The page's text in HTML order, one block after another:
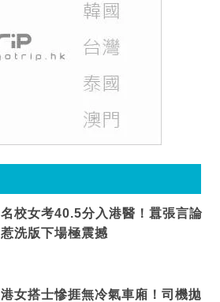
名校女考40.5分入港醫！囂張言論
惹洗版下場極震撼
港女搭士慘捱無冷氣車廂！司機拋